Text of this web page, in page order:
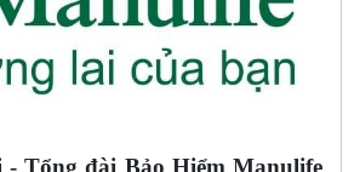
- Tổng đài Bảo Hiểm Manulife